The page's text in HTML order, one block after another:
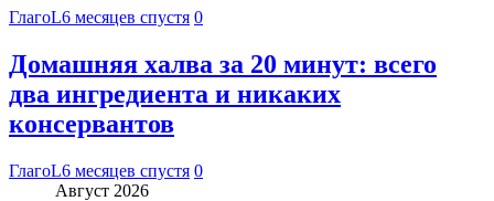
ГлагоL6 месяцев спустя 0
Домашняя халва за 20 минут: всего
два ингредиента и никаких
консервантов
ГлагоL6 месяцев спустя 0
Август 2026